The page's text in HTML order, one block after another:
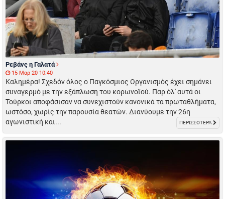
Ρεβάνς η Γαλατά
15 Μαρ 20 10:40
Καλημέρα! Σχεδόν όλος ο Παγκόσμιος Οργανισμός έχει σημάνει
συναγερμό με την εξάπλωση του κορωνοϊού. Παρ όλ' αυτά οι
Τούρκοι αποφάσισαν να συνεχιστούν κανονικά τα πρωταθλήματα,
ωστόσο, χωρίς την παρουσία θεατών. Διανύουμε την 26η
αγωνιστική και...
ΠΕΡΙΣΣΟΤΕΡΑ